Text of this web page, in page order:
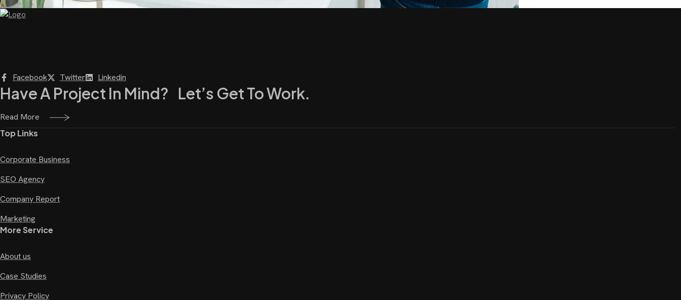
Facebook Twitter Linkedin
Have A Project In Mind? Let’s Get To Work.
Read More
Top Links
Corporate Business
SEO Agency
Company Report
Marketing
More Service
About us
Case Studies
Privacy Policy